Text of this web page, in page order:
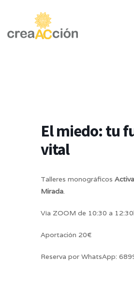
El miedo: tu
vital
Talleres monográficos
Mirada.
Vía ZOOM de 10:30 a
Aportación 20€
Reserva por WhatsApp: